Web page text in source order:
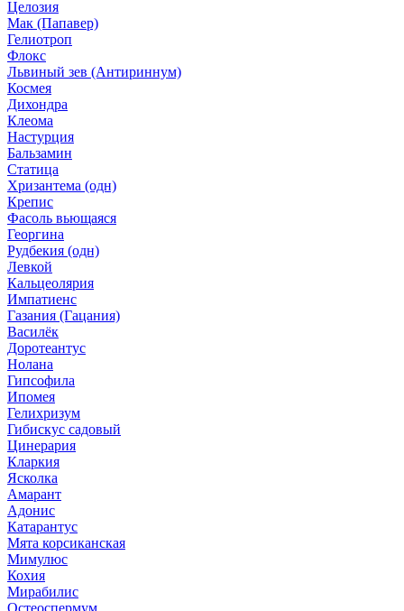
Целозия
Мак (Папавер)
Гелиотроп
Флокс
Львиный зев (Антириннум)
Космея
Дихондра
Клеома
Настурция
Бальзамин
Статица
Хризантема (одн)
Крепис
Фасоль вьющаяся
Георгина
Рудбекия (одн)
Левкой
Кальцеолярия
Импатиенс
Газания (Гацания)
Василёк
Доротеантус
Нолана
Гипсофила
Ипомея
Гелихризум
Гибискус садовый
Цинерария
Кларкия
Ясколка
Амарант
Адонис
Катарантус
Мята корсиканская
Мимулюс
Кохия
Мирабилис
Остеоспермум